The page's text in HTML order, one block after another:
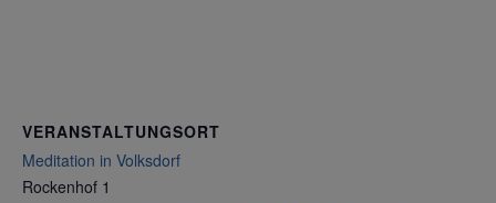
VERANSTALTUNGSORT
Meditation in Volksdorf
Rockenhof 1